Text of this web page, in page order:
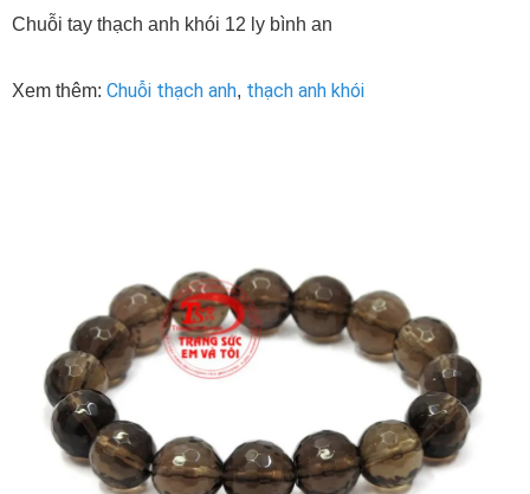
Chuỗi tay thạch anh khói 12 ly bình an
Xem thêm: Chuỗi thạch anh, thạch anh khói